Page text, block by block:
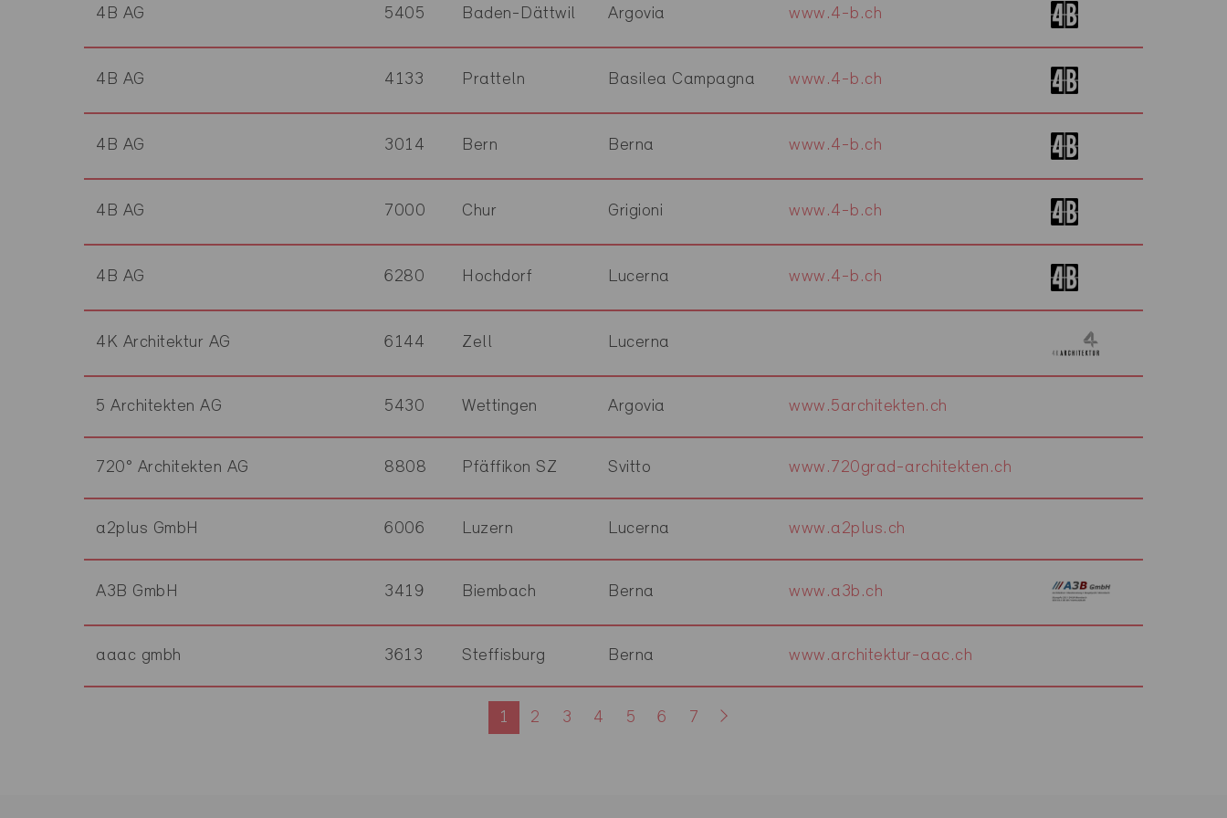
4B AG 5405 Baden-Dättwil Argovia www.4-b.ch
4B AG 4133 Pratteln Basilea Campagna www.4-b.ch
4B AG 3014 Bern Berna www.4-b.ch
4B AG 7000 Chur Grigioni www.4-b.ch
4B AG 6280 Hochdorf Lucerna www.4-b.ch
4K Architektur AG 6144 Zell Lucerna
5 Architekten AG 5430 Wettingen Argovia www.5architekten.ch
720° Architekten AG 8808 Pfäffikon SZ Svitto www.720grad-architekten.ch
a2plus GmbH 6006 Luzern Lucerna www.a2plus.ch
A3B GmbH 3419 Biembach Berna www.a3b.ch
aaac gmbh 3613 Steffisburg Berna www.architektur-aac.ch
1 2 3 4 5 6 7